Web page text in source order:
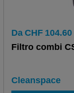
Da CHF 104.60
Filtro combi
Cleanspace